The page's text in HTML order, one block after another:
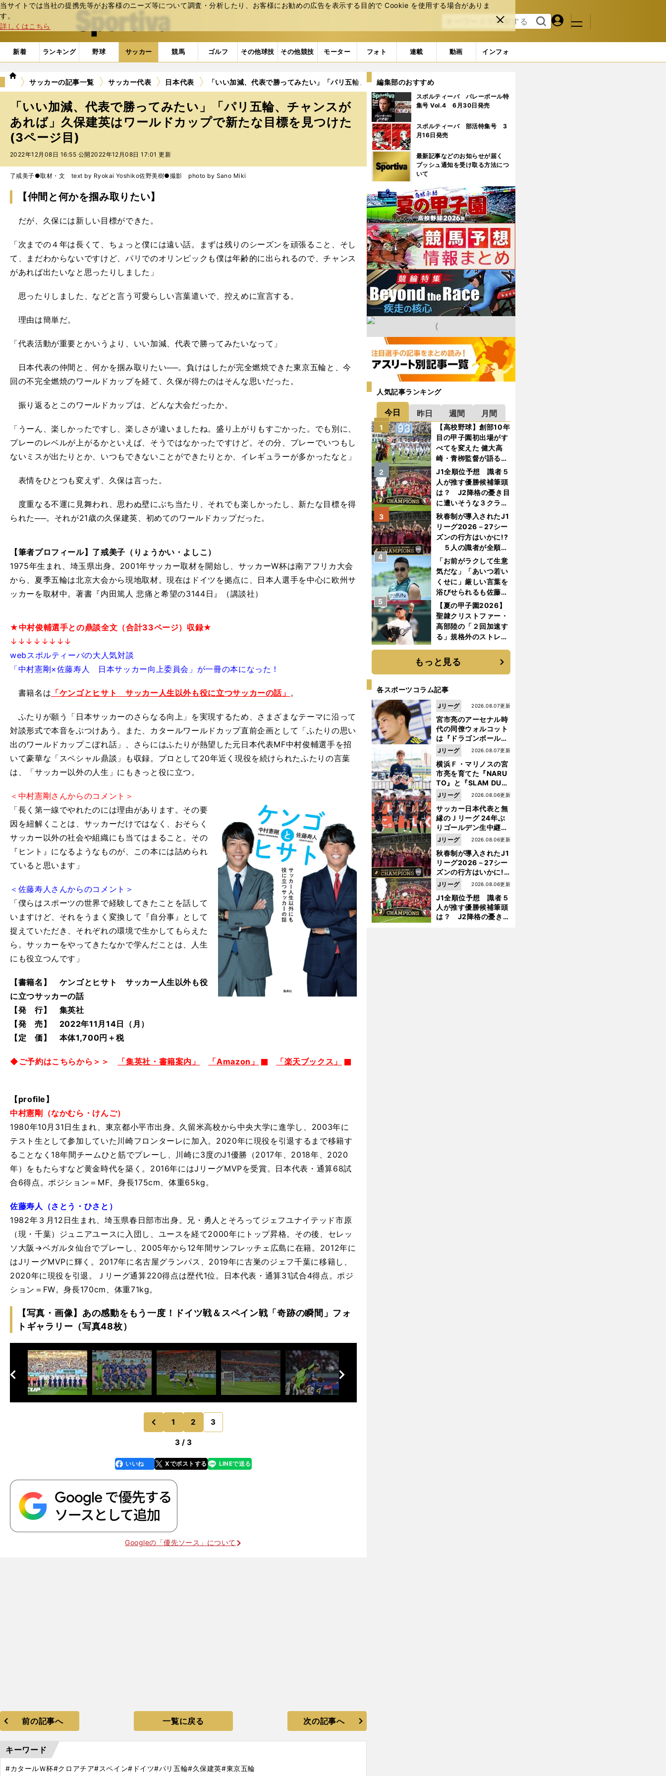
当サイトでは当社の提携先等がお客様のニーズ等について調査・分析したり、お客様にお勧めの広告を表⽰する⽬的で Cookie を使⽤する場合がありま
す。
詳しくはこちら
閉じ
る
web Sportiva (webスポルティーバ)
検索
る
マイペ
ジ
メニュ
新着 ランキング 野球 サッカー 競馬 ゴルフ その他球技 その他競技 モーター フォト 連載 動画 インフォ
we
ル
テ
ィ
ー
サッカーの記事一覧 サッカー代表 日本代表 「いい加減、代表で勝ってみたい」「パリ五輪、チャンスがあれば」久保建英はワールドカップで新たな目標を見つけた
「いい加減、代表で勝ってみたい」「パリ五輪、チャンスが
あれば」久保建英はワールドカップで新たな目標を見つけた
(3ページ目)
2022年12月08日 16:55 公開 2022年12月08日 17:01 更新
了戒美子●取材・文 text by Ryokai Yoshiko佐野美樹●撮影 photo by Sano Miki
【仲間と何かを掴み取りたい】
だが、久保には新しい目標ができた。
「次までの４年は長くて、ちょっと僕には遠い話。まずは残りのシーズンを頑張ること、そし
て、まだわからないですけど、パリでのオリンピックも僕は年齢的に出られるので、チャンス
があれば出たいなと思ったりしました」
思ったりしました、などと言う可愛らしい言葉遣いで、控えめに宣言する。
理由は簡単だ。
「代表活動が重要とかいうより、いい加減、代表で勝ってみたいなって」
日本代表の仲間と、何かを掴み取りたい──。負けはしたが完全燃焼できた東京五輪と、今
回の不完全燃焼のワールドカップを経て、久保が得たのはそんな思いだった。
振り返るとこのワールドカップは、どんな大会だったか。
「うーん、楽しかったですし、楽しさが違いましたね。盛り上がりもすごかった。でも別に、
プレーのレベルが上がるかといえば、そうではなかったですけど。その分、プレーでいつもし
ないミスが出たりとか、いつもできないことができたりとか、イレギュラーが多かったなと」
表情をひとつも変えず、久保は言った。
度重なる不運に見舞われ、思わぬ壁にぶち当たり、それでも楽しかったし、新たな目標を得
られた──。それが21歳の久保建英、初めてのワールドカップだった。
【筆者プロフィール】了戒美子（りょうかい・よしこ）
1975年生まれ、埼玉県出身。2001年サッカー取材を開始し、サッカーW杯は南アフリカ大会
から、夏季五輪は北京大会から現地取材。現在はドイツを拠点に、日本人選手を中心に欧州サ
ッカーを取材中。著書『内田篤人 悲痛と希望の3144日』（講談社）
★中村俊輔選手との鼎談全文（合計33ページ）収録★
↓↓↓↓↓↓↓↓
webスポルティーバの大人気対談
「中村憲剛×佐藤寿人 日本サッカー向上委員会」が一冊の本になった！
書籍名は 「ケンゴとヒサト サッカー人生以外も役に立つサッカーの話」 。
ふたりが願う「日本サッカーのさらなる向上」を実現するため、さまざまなテーマに沿って
対談形式で本音をぶつけあう。また、カタールワールドカップ直前企画として「ふたりの思い
出のワールドカップこぼれ話」、さらにはふたりが熱望した元日本代表MF中村俊輔選手を招
いて豪華な「スペシャル鼎談」も収録。プロとして20年近く現役を続けられたふたりの言葉
は、「サッカー以外の人生」にもきっと役に立つ。
＜中村憲剛さんからのコメント＞
「長く第一線でやれたのには理由があります。その要
因を紐解くことは、サッカーだけではなく、おそらく
サッカー以外の社会や組織にも当てはまること。その
『ヒント』になるようなものが、この本には詰められ
ていると思います」
＜佐藤寿人さんからのコメント＞
「僕らはスポーツの世界で経験してきたことを話して
いますけど、それをうまく変換して『自分事』として
捉えていただき、それぞれの環境で生かしてもらえた
ら。サッカーをやってきたなかで学んだことは、人生
にも役立つんです」
【書籍名】 ケンゴとヒサト サッカー人生以外も役
に立つサッカーの話
【発 行】 集英社
【発 売】 2022年11月14日（月）
【定 価】 本体1,700円＋税
◆ご予約はこちらから＞＞ 「集英社・書籍案内」 「Amazon」 「楽天ブックス」
【profile】
中村憲剛（なかむら・けんご）
1980年10月31日生まれ、東京都小平市出身。久留米高校から中央大学に進学し、2003年に
テスト生として参加していた川崎フロンターレに加入。2020年に現役を引退するまで移籍す
ることなく18年間チームひと筋でプレーし、川崎に3度のJ1優勝（2017年、2018年、2020
年）をもたらすなど黄金時代を築く。2016年にはJリーグMVPを受賞。日本代表・通算68試
合6得点。ポジション＝MF。身長175cm、体重65kg。
佐藤寿人（さとう・ひさと）
1982年３月12日生まれ、埼玉県春日部市出身。兄・勇人とそろってジェフユナイテッド市原
（現・千葉）ジュニアユースに入団し、ユースを経て2000年にトップ昇格。その後、セレッ
ソ大阪→ベガルタ仙台でプレーし、2005年から12年間サンフレッチェ広島に在籍。2012年に
はJリーグMVPに輝く。2017年に名古屋グランパス、2019年に古巣のジェフ千葉に移籍し、
2020年に現役を引退。Ｊリーグ通算220得点は歴代1位。日本代表・通算31試合4得点。ポジ
ション＝FW。身長170cm、体重71kg。
【写真・画像】あの感動をもう一度！ドイツ戦＆スペイン戦「奇跡の瞬間」フォ
トギャラリー（写真48枚）
次
へ
前
へ
前
のページへ
1 2 3
3 / 3
faceboo
k
いいね Xでポストする
line LINEで送る
Googleの「優先ソース」について
前の記事へ 一覧に戻る 次の記事へ
キーワード
#カタールＷ杯#クロアチア#スペイン#ドイツ#パリ五輪#久保建英#東京五輪
編集部のおすすめ
スポルティーバ バレーボール特
集号 Vol.4 6月30日発売
スポルティーバ 部活特集号 3
月16日発売
最新記事などのお知らせが届く
プッシュ通知を受け取る方法につ
いて
人気記事ランキング
今日 昨日 週間 月間
【高校野球】創部10年
目の甲子園初出場がす
べてを変えた 健大高
崎・青栁監督が語る
「機動破壊」はこうし
て生まれた
1
J1全順位予想 識者５
人が推す優勝候補筆頭
は？ J2降格の憂き目
に遭いそうな３クラブ
とは？
2
秋春制が導入されたJ1
リーグ2026－27シー
ズンの行方はいかに!?
５人の識者が全順位
を大胆予想
3
「お前がラクして生意
気だな」「あいつ若い
くせに」厳しい言葉を
浴びせられるも佐藤慎
太郎が貫いた誇りとフ
ァンへの思い
4
【夏の甲子園2026】
聖隷クリストファー・
高部陸の「２回加速す
る」規格外のストレー
く大学進学を選ぶ理由
5
もっと見る
各スポーツコラム記事
宮市亮のアーセナル時
代の同僚ウォルコット
は『ドラゴンボール』
が大好き ポドルスキは
日向小次郎に憧れてい
た
2026.08.07更新
Jリーグ
横浜Ｆ・マリノスの宮
市亮を育てた『NARU
TO』と『SLAM DUN
K』 中京大中京の同
級生・木原龍一は"ジ
ャンプ係"だった
2026.08.07更新
Jリーグ
サッカー日本代表と無
縁のＪリーグ 24年ぶ
りゴールデン生中継の
開幕戦でヘタな試合は
見せられない
2026.08.06更新
Jリーグ
秋春制が導入されたJ1
リーグ2026－27シー
ズンの行方はいかに!?
５人の識者が全順位
を大胆予想
2026.08.06更新
Jリーグ
J1全順位予想 識者５
人が推す優勝候補筆頭
は？ J2降格の憂き目
2026.08.06更新
Jリーグ